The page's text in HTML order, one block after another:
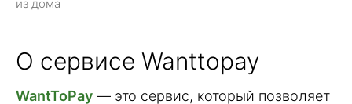
из дома
О сервисе Wanttopay
WantToPay — это сервис, который позволяет